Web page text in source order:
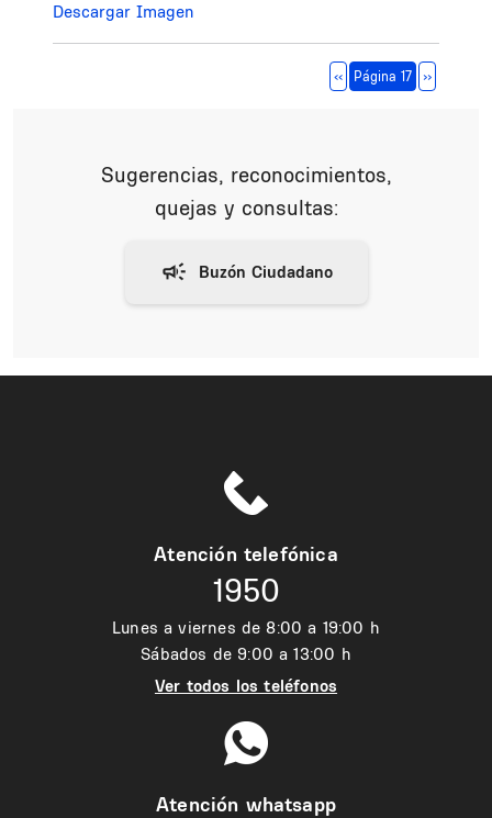
Descargar Imagen
Página anterior
‹‹ Página 17 Siguiente
››
Sugerencias, reconocimientos,
quejas y consultas:
Atención telefónica
1950
Lunes a viernes de 8:00 a 19:00 h
Sábados de 9:00 a 13:00 h
Ver todos los teléfonos
Atención whatsapp